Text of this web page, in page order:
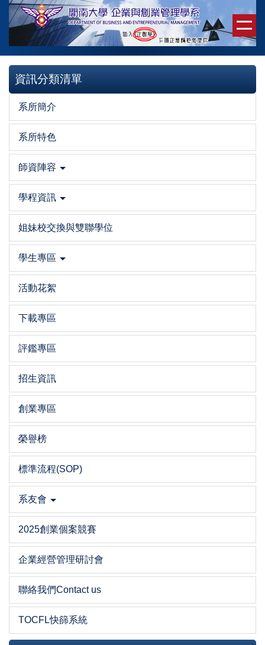
跳
到
內
區
資訊分類清單
系所簡介
系所特色
師資陣容
學程資訊
姐妹校交換與雙聯學位
學生專區
活動花絮
下載專區
評鑑專區
招生資訊
創業專區
榮譽榜
標準流程(SOP)
系友會
2025創業個案競賽
企業經營管理研討會
聯絡我們Contact us
TOCFL快篩系統